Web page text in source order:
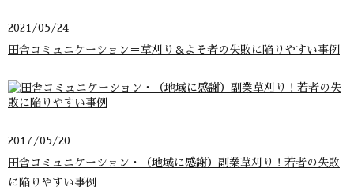
2021/05/24
田舎コミュニケーション＝草刈り＆よそ者の失敗に陥りやすい事例
2017/05/20
田舎コミュニケーション・（地域に感謝）副業草刈り！若者の失敗
に陥りやすい事例